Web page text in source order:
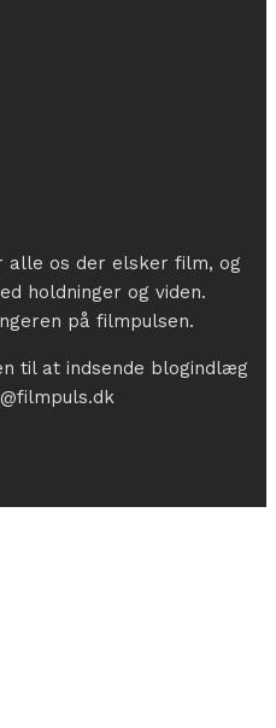
alle os der elsker film, og
holdninger og viden.
på filmpulsen.
til at indsende blogindlæg